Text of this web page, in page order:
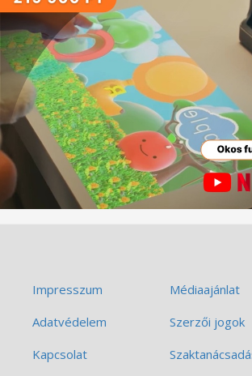
Impresszum
Médiaajánlat
Adatvédelem
Szerzői jogok
Kapcsolat